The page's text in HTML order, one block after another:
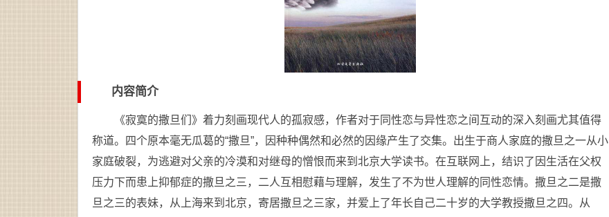
内容简介
《寂寞的撒旦们》着力刻画现代人的孤寂感，作者对于同性恋与异性恋之间互动的深入刻画尤其值得
称道。四个原本毫无瓜葛的“撒旦”，因种种偶然和必然的因缘产生了交集。出生于商人家庭的撒旦之一从小
家庭破裂，为逃避对父亲的冷漠和对继母的憎恨而来到北京大学读书。在互联网上，结识了因生活在父权
压力下而患上抑郁症的撒旦之三，二人互相慰藉与理解，发生了不为世人理解的同性恋情。撒旦之二是撒
旦之三的表妹，从上海来到北京，寄居撒旦之三家，并爱上了年长自己二十岁的大学教授撒旦之四。从